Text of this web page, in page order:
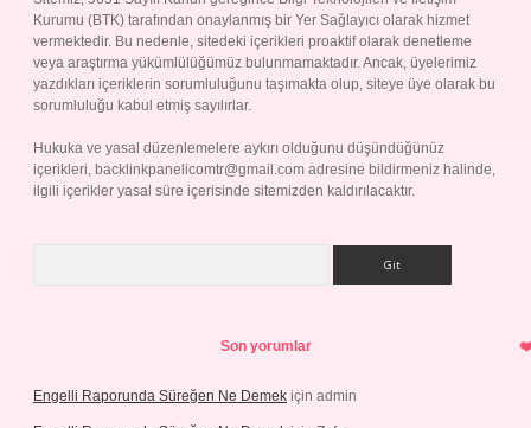
Kurumu (BTK) tarafından onaylanmış bir Yer Sağlayıcı olarak hizmet
vermektedir. Bu nedenle, sitedeki içerikleri proaktif olarak denetleme
veya araştırma yükümlülüğümüz bulunmamaktadır. Ancak, üyelerimiz
yazdıkları içeriklerin sorumluluğunu taşımakta olup, siteye üye olarak bu
sorumluluğu kabul etmiş sayılırlar.
Hukuka ve yasal düzenlemelere aykırı olduğunu düşündüğünüz
içerikleri, backlinkpanelicomtr@gmail.com adresine bildirmeniz halinde,
ilgili içerikler yasal süre içerisinde sitemizden kaldırılacaktır.
Son yorumlar
Engelli Raporunda Süreğen Ne Demek için admin